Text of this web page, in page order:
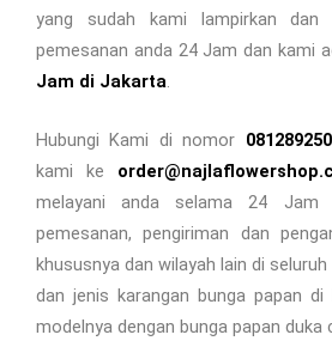
yang sudah kami lampirkan dan
pemesanan anda 24 Jam dan kami
Jam di Jakarta.
Hubungi Kami di nomor
kami ke
melayani anda selama 24 Jam
pemesanan, pengiriman dan
khususnya dan wilayah lain di
dan jenis karangan bunga papan
modelnya dengan bunga papan duka